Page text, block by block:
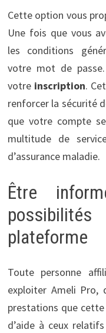
Cette option vous
Une fois que vous
les conditions
votre mot de
votre inscription.
renforcer la sécurité
que votre compte
multitude de
d’assurance maladie.
Être
plateforme
Toute personne
exploiter Ameli Pro,
prestations que
d’aide à ceux